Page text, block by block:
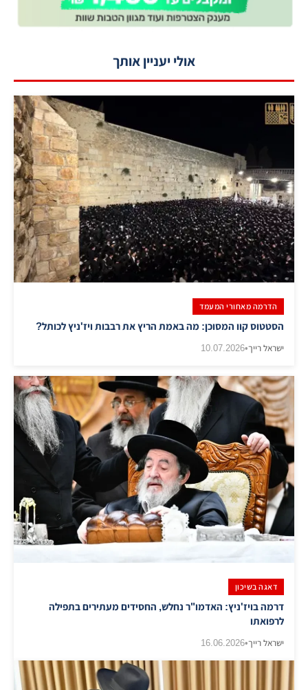
אולי יעניין אותך
הדרמה מאחורי המעמד
הסטטוס קוו המסוכן: מה באמת הריץ את רבבות ויז'ניץ לכותל?
ישראל רייך•
10.07.2026
דאגה בשיכון
דרמה בויז'ניץ: האדמו"ר נחלש, החסידים מעתירים בתפילה
לרפואתו
ישראל רייך•
16.06.2026